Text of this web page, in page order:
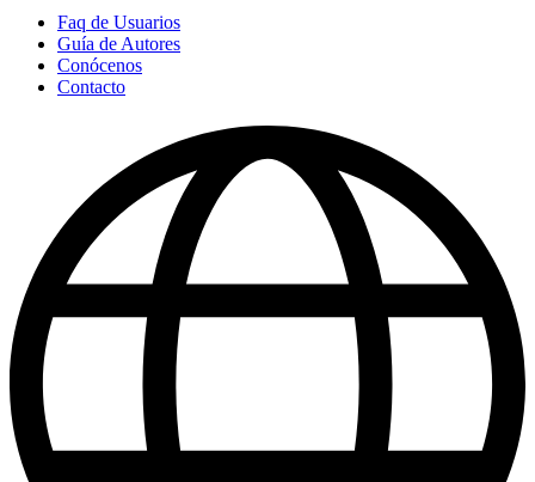
Faq de Usuarios
Guía de Autores
Conócenos
Contacto